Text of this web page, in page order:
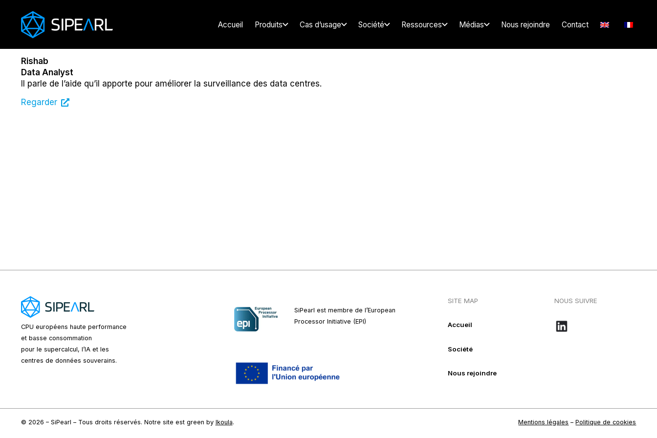
Accueil Produits Cas d’usage Société Ressources Médias Nous rejoindre Contact
Rishab
Data Analyst
Il parle de l’aide qu’il apporte pour améliorer la surveillance des data centres.
Regarder
CPU européens haute performance
et basse consommation
pour le supercalcul, l’IA et les
centres de données souverains.
SiPearl est membre de l’European
Processor Initiative (EPI)
SITE MAP
Accueil
Société
Nous rejoindre
NOUS SUIVRE
© 2026 – SiPearl – Tous droits réservés. Notre site est green by Ikoula. Mentions légales –Politique de cookies